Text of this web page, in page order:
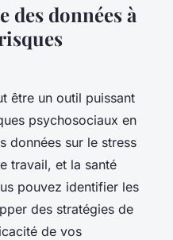
des données à
être un outil puissant
psychosociaux en
données sur le stress
travail, et la santé
pouvez identifier les
des stratégies de
de vos